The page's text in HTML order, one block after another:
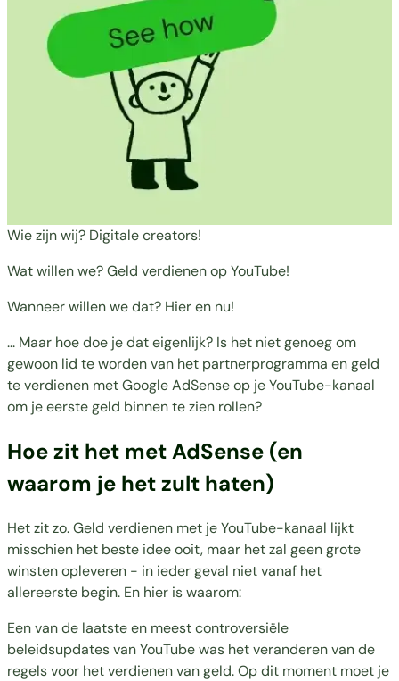
Wie zijn wij? Digitale creators!
Wat willen we? Geld verdienen op YouTube!
Wanneer willen we dat? Hier en nu!
... Maar hoe doe je dat eigenlijk? Is het niet genoeg om
gewoon lid te worden van het partnerprogramma en geld
te verdienen met Google AdSense op je YouTube-kanaal
om je eerste geld binnen te zien rollen?
Hoe zit het met AdSense (en
waarom je het zult haten)
Het zit zo. Geld verdienen met je YouTube-kanaal lijkt
misschien het beste idee ooit, maar het zal geen grote
winsten opleveren - in ieder geval niet vanaf het
allereerste begin. En hier is waarom:
Een van de laatste en meest controversiële
beleidsupdates van YouTube was het veranderen van de
regels voor het verdienen van geld. Op dit moment moet je